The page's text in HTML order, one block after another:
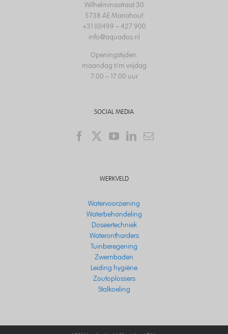
Wilhelminastraat 30
5738 AE Mariahout
+31 (0)499 – 427 900
info@aquados.nl
Openingstijden:
maandag t/m vrijdag
7.00 – 17.00 uur
SOCIAL MEDIA
WERKVELD
Watervoorziening
Waterbehandeling
Doseertechniek
Waterontharders
Tuinberegening
Zwembaden
Leiding hygiëne
Zoutoplossers
Stalkoeling